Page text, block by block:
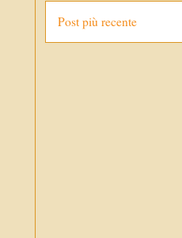
Post più recente